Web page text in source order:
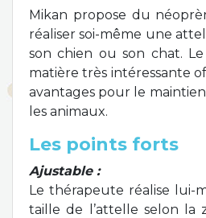
Mikan propose du
réaliser soi-même une
son chien ou son chat.
matière très intéressante
avantages pour le
les animaux.
Les points forts
Ajustable :
Le thérapeute réalise lui-
taille de l’attelle selon la